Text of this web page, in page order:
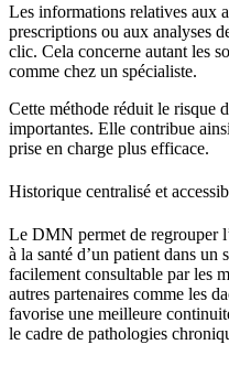
Les informations relatives aux
prescriptions ou aux analyses
clic. Cela concerne autant les
comme chez un spécialiste.
Cette méthode réduit le risque
importantes. Elle contribue
prise en charge plus efficace.
Historique centralisé et
Le DMN permet de regrouper
à la santé d’un patient dans un
facilement consultable par les
autres partenaires comme les
favorise une meilleure
le cadre de pathologies